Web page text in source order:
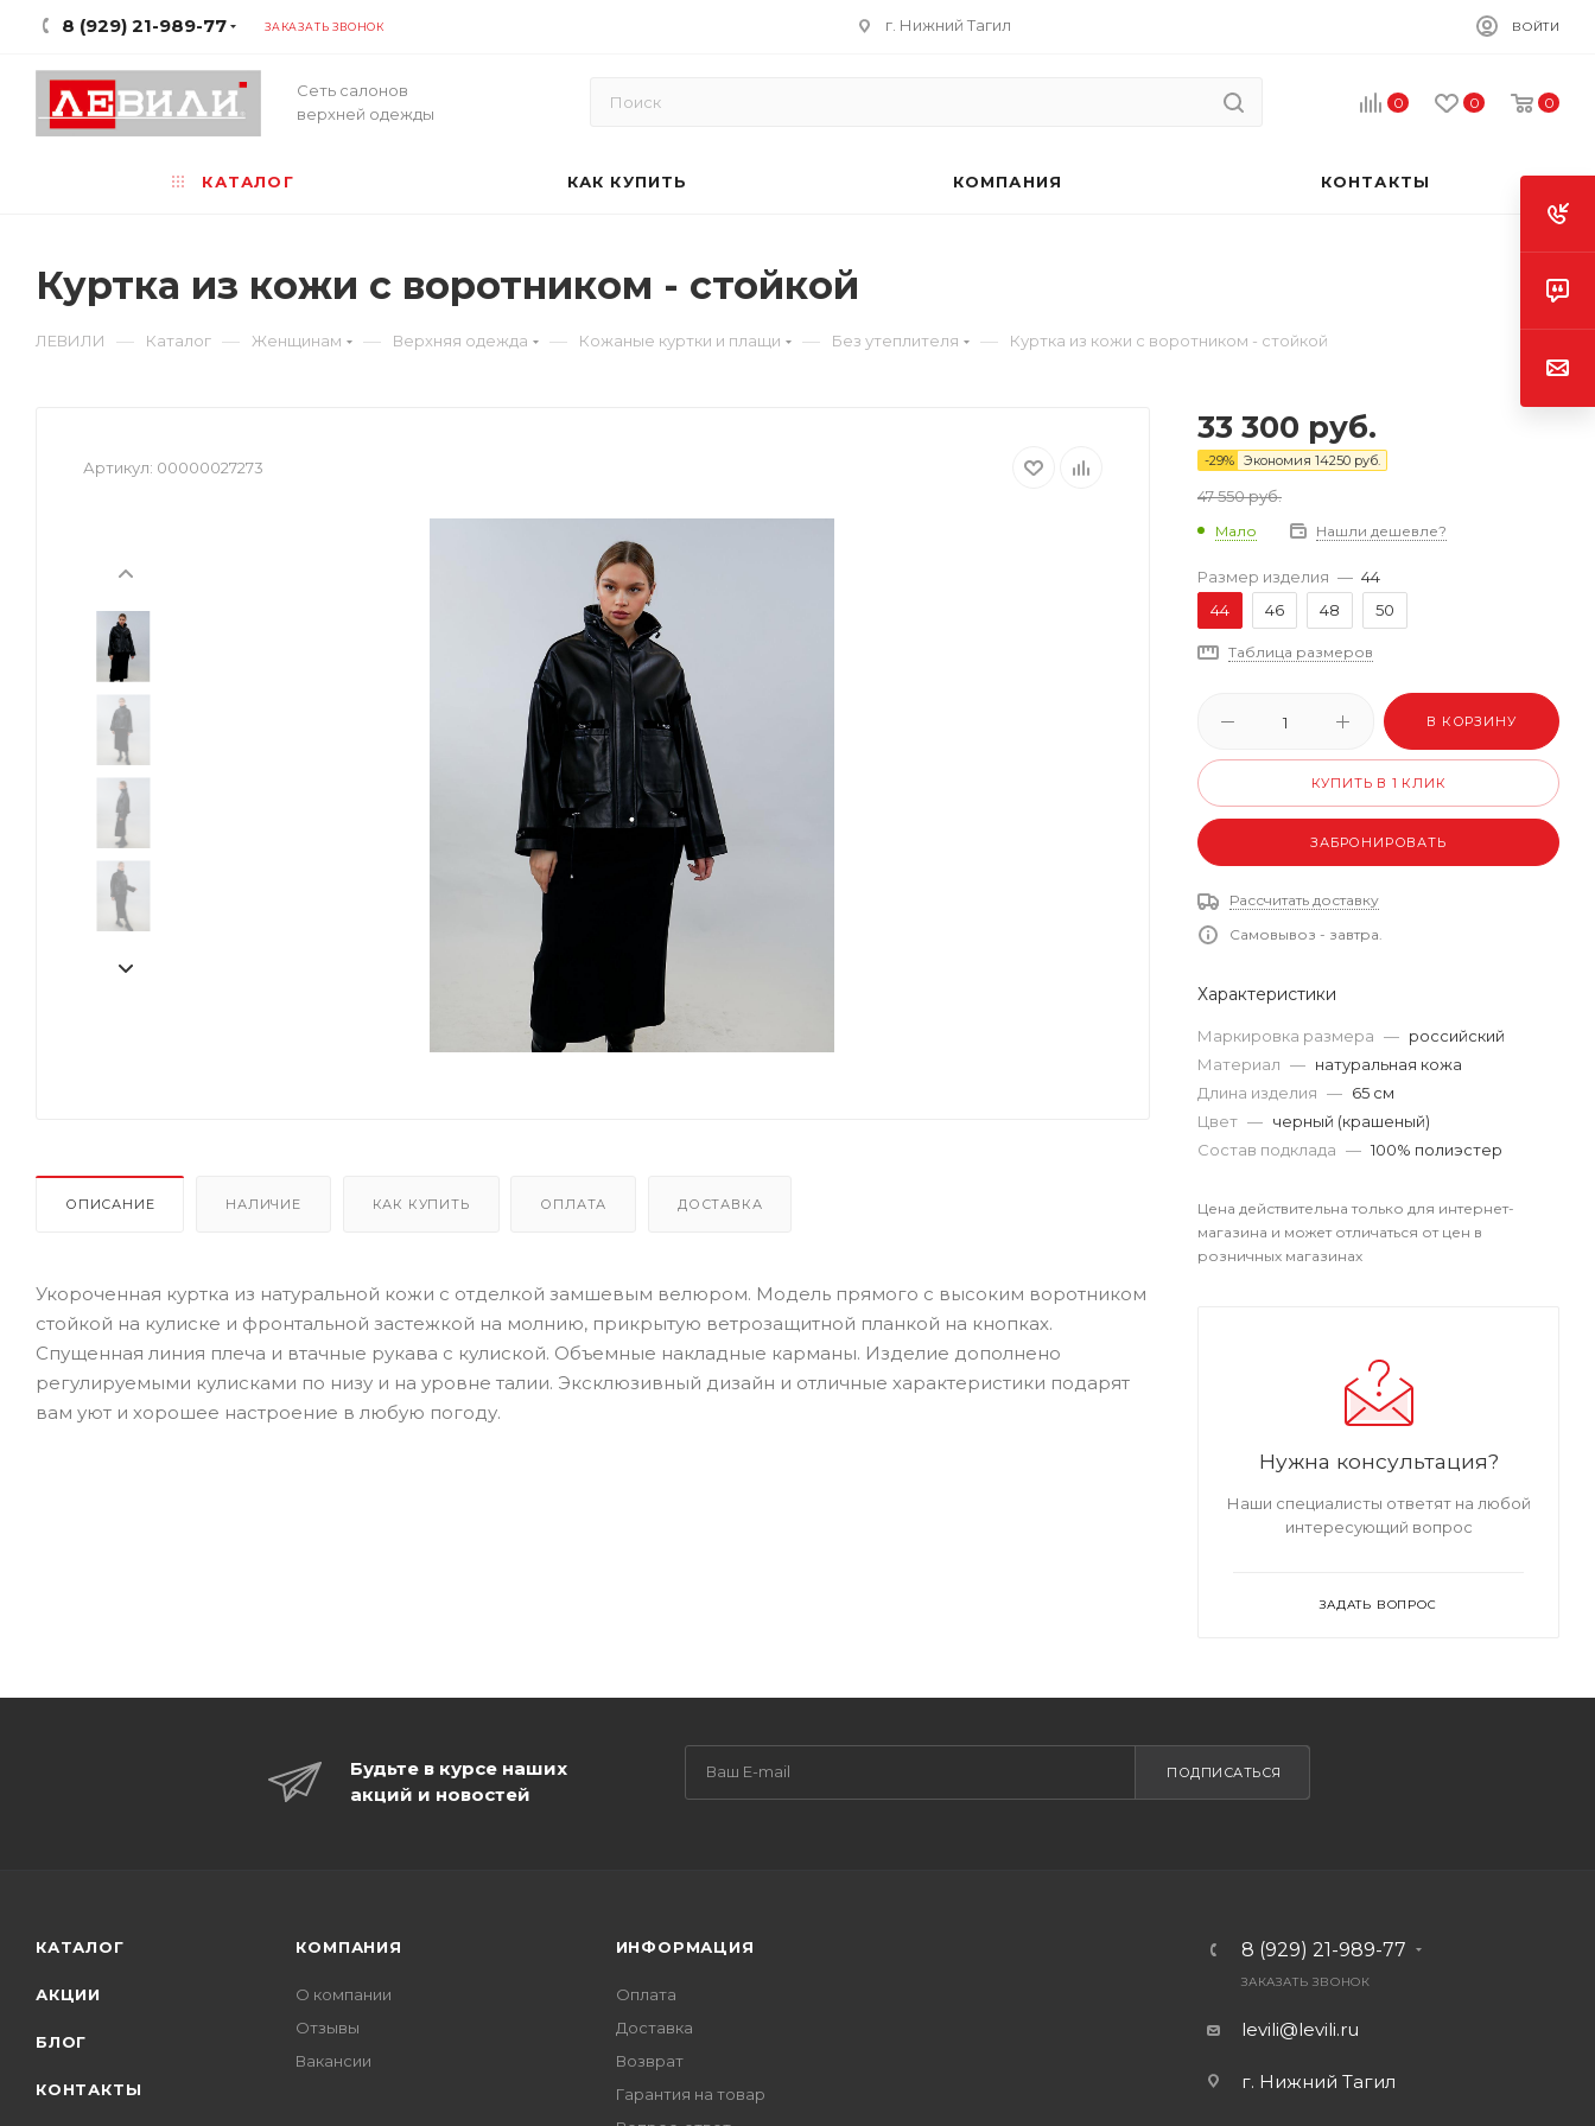
8 (929) 21-989-77 ЗАКАЗАТЬ ЗВОНОК г. Нижний Тагил ВОЙТИ
Сеть салонов
верхней одежды
0 0 0
КАТАЛОГ КАК КУПИТЬ КОМПАНИЯ КОНТАКТЫ
Куртка из кожи с воротником - стойкой
ЛЕВИЛИ — Каталог — Женщинам — Верхняя одежда — Кожаные куртки и плащи — Без утеплителя — Куртка из кожи с воротником - стойкой
Артикул: 00000027273
ОПИСАНИЕ НАЛИЧИЕ КАК КУПИТЬ ОПЛАТА ДОСТАВКА
Укороченная куртка из натуральной кожи с отделкой замшевым велюром. Модель прямого с высоким воротником
стойкой на кулиске и фронтальной застежкой на молнию, прикрытую ветрозащитной планкой на кнопках.
Спущенная линия плеча и втачные рукава с кулиской. Объемные накладные карманы. Изделие дополнено
регулируемыми кулисками по низу и на уровне талии. Эксклюзивный дизайн и отличные характеристики подарят
вам уют и хорошее настроение в любую погоду.
33 300 руб.
-29% Экономия 14250 руб.
47 550руб.
Мало Нашли дешевле?
Размер изделия — 44
44
46 48 50
Таблица размеров
В КОРЗИНУ
КУПИТЬ В 1 КЛИК
ЗАБРОНИРОВАТЬ
Рассчитать доставку
Самовывоз - завтра.
Характеристики
Маркировка размера — российский
Материал — натуральная кожа
Длина изделия — 65 см
Цвет — черный (крашеный)
Состав подклада — 100% полиэстер
Цена действительна только для интернет-
магазина и может отличаться от цен в
розничных магазинах
Нужна консультация?
Наши специалисты ответят на любой
интересующий вопрос
ЗАДАТЬ ВОПРОС
Будьте в курсе наших
акций и новостей
ПОДПИСАТЬСЯ
КАТАЛОГ
АКЦИИ
БЛОГ
КОНТАКТЫ
КОМПАНИЯ
О компании
Отзывы
Вакансии
ИНФОРМАЦИЯ
Оплата
Доставка
Возврат
Гарантия на товар
8 (929) 21-989-77
ЗАКАЗАТЬ ЗВОНОК
levili@levili.ru
г. Нижний Тагил